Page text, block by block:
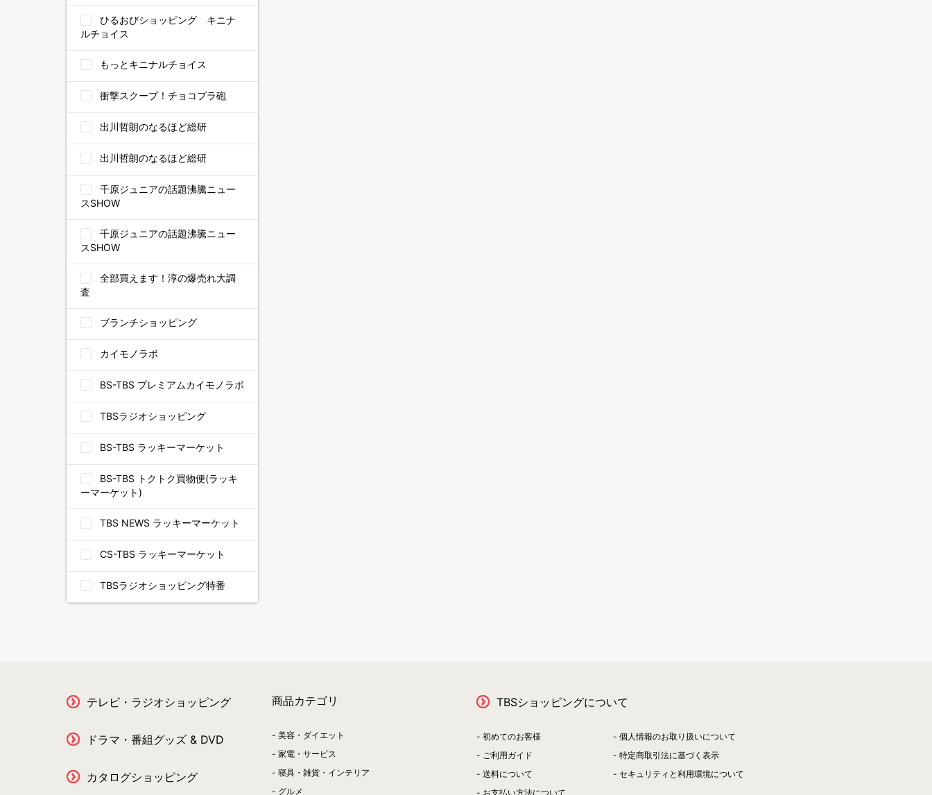
ひるおびショッピング キニナ
ルチョイス
もっとキニナルチョイス
衝撃スクープ！チョコプラ砲
出川哲朗のなるほど総研
出川哲朗のなるほど総研
千原ジュニアの話題沸騰ニュー
スSHOW
千原ジュニアの話題沸騰ニュー
スSHOW
全部買えます！淳の爆売れ大調
査
ブランチショッピング
カイモノラボ
BS-TBS プレミアムカイモノラボ
TBSラジオショッピング
BS-TBS ラッキーマーケット
BS-TBS トクトク買物便(ラッキ
ーマーケット)
TBS NEWS ラッキーマーケット
CS-TBS ラッキーマーケット
TBSラジオショッピング特番
テレビ・ラジオショッピング
ドラマ・番組グッズ & DVD
カタログショッピング
商品カテゴリ
美容・ダイエット
家電・サービス
寝具・雑貨・インテリア
グルメ
TBSショッピングについて
初めてのお客様
ご利用ガイド
送料について
お支払い方法について
個人情報のお取り扱いについて
特定商取引法に基づく表示
セキュリティと利用環境について